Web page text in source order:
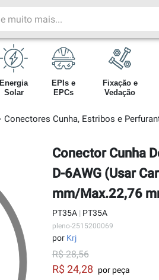
Energia
Solar
EPIs e
EPCs
Fixação e
Vedação
Conectores Cunha, Estribos e
Conector Cunha
D-6AWG (Usar
mm/Max.22,76
PT35A| PT35A
pleno-2515200069
por Krj
R$ 28,56
R$ 24,28 por peça